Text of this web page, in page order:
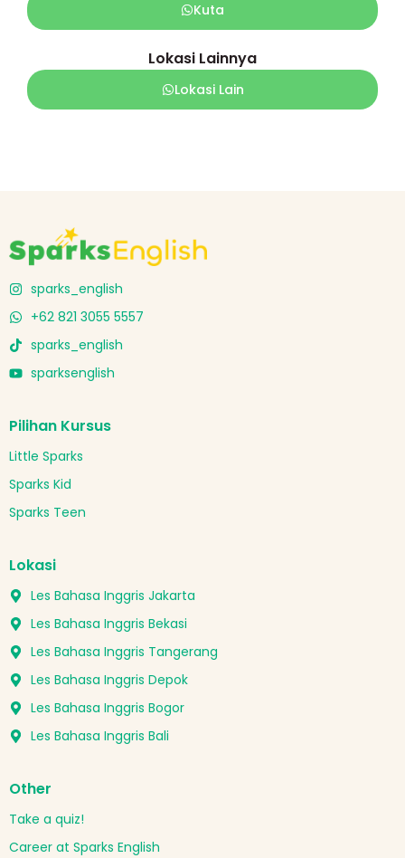
Kuta
Lokasi Lainnya
Lokasi Lain
sparks_english
+62 821 3055 5557
sparks_english
sparksenglish
Pilihan Kursus
Little Sparks
Sparks Kid
Sparks Teen
Lokasi
Les Bahasa Inggris Jakarta
Les Bahasa Inggris Bekasi
Les Bahasa Inggris Tangerang
Les Bahasa Inggris Depok
Les Bahasa Inggris Bogor
Les Bahasa Inggris Bali
Other
Take a quiz!
Career at Sparks English